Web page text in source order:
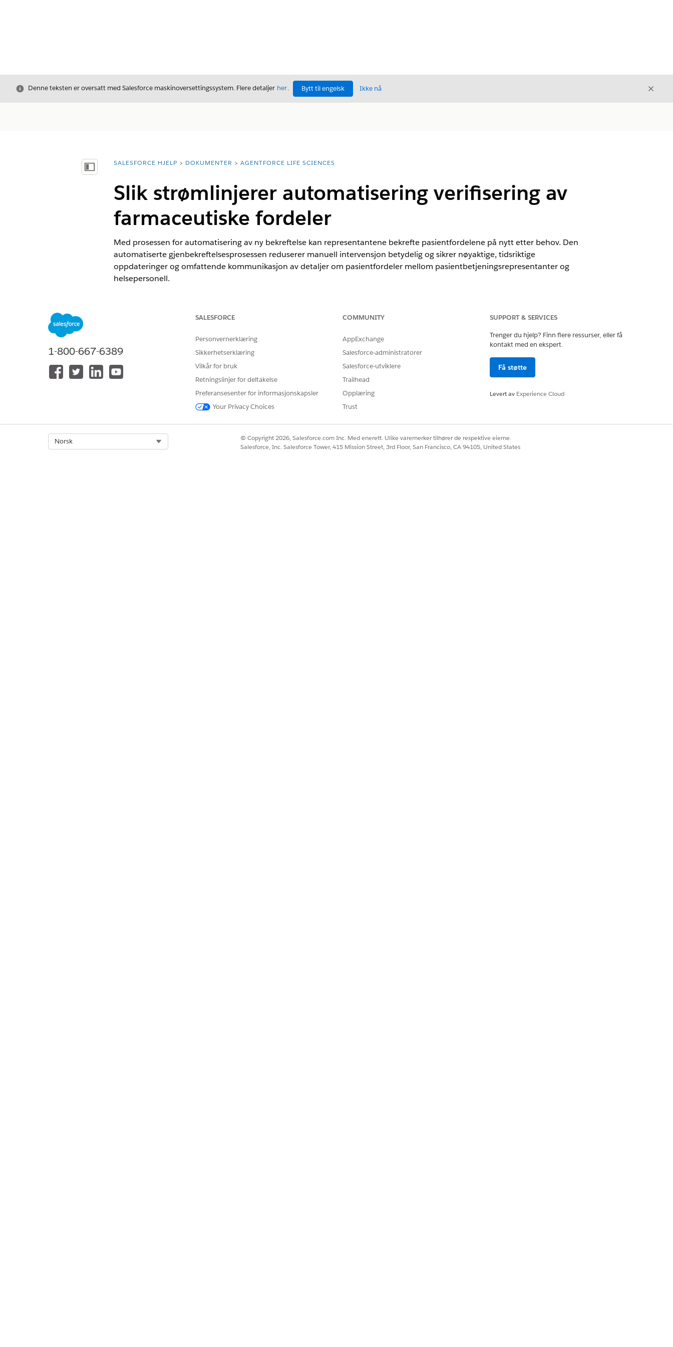
Avslutt
Denne teksten er oversatt med Salesforce maskinoversettingssystem. Flere detaljer her. Bytt til engelsk Ikke nå Avslutt
Vis innholdsfortegnelse
Du er her:
SALESFORCE HJELP DOKUMENTER AGENTFORCE LIFE SCIENCES
Slik strømlinjerer automatisering verifisering av
farmaceutiske fordeler
Med prosessen for automatisering av ny bekreftelse kan representantene bekrefte pasientfordelene på nytt etter behov. Den
automatiserte gjenbekreftelsesprosessen reduserer manuell intervensjon betydelig og sikrer nøyaktige, tidsriktige
oppdateringer og omfattende kommunikasjon av detaljer om pasientfordeler mellom pasientbetjeningsrepresentanter og
helsepersonell.
Tilgjengelig i Lightning Experience
ogUnlimitedEdition med Health Cloud- eller Life Sciences Cloud-lisensen. Den er også tilgjengelig med disse
tilleggslisensene: Agentforce for Life Sciences Cloud eller Agentforce for Health Cloud, Flex Credits Measurement, Agentforce, Einstein
GPT Platform, Einstein GPT Copilot, Einstein GPT Trust, Genie Data Platform Starter og Einstein GPT Ledetekstbygger.
Når en pasients post oppdateres og bekreftes, kontrolleres pasientens fordeler automatisk på nytt. Du kan sjekke statusen til
gjenbekreftelsesprosessen på postsiden Bekreft forespørsel om behandlingsfordel og på postsiden
Behandlingsprogrampåmeldinger.
helsepersonell etter bekreftelsen.
Hvis viktige detaljer mangler eller bekreftelsesmodusen er manuell, mottar pasientens forsikringsleverandør en e-
1-800-667-6389
SALESFORCE
Personvernerklæring
Sikkerhetserklæring
Vilkår for bruk
Retningslinjer for deltakelse
Preferansesenter for informasjonskapsler
Your Privacy Choices
COMMUNITY
AppExchange
Salesforce-administratorer
Salesforce-utviklere
Trailhead
Opplæring
Trust
SUPPORT & SERVICES
Trenger du hjelp? Finn flere ressurser, eller få
kontakt med en ekspert.
Få støtte
Levert av Experience Cloud
Norsk
© Copyright 2026, Salesforce.com Inc. Med enerett. Ulike varemerker tilhører de respektive eierne.
Salesforce, Inc. Salesforce Tower, 415 Mission Street, 3rd Floor, San Francisco, CA 94105, United States